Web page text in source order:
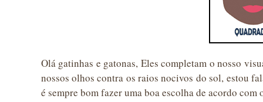
Olá gatinhas e gatonas, Eles completam o nosso
nossos olhos contra os raios nocivos do sol, estou
é sempre bom fazer uma boa escolha de acordo